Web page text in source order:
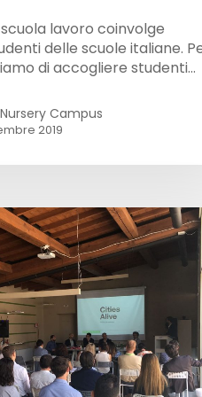
lavoro coinvolge
delle scuole italiane.
di accogliere studenti…
Campus
2019